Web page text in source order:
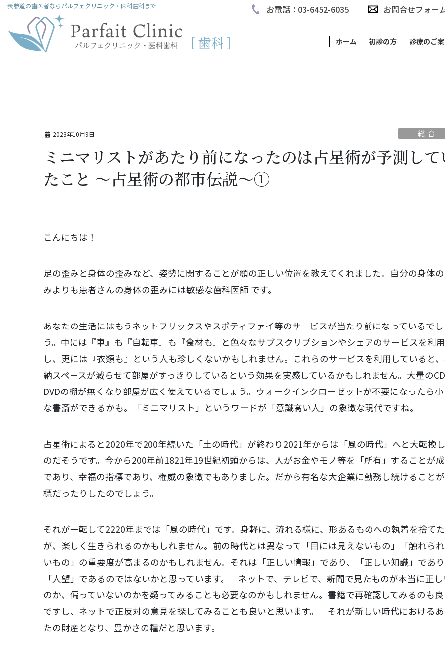
表参道の歯医者ならパルフェクリニック・医科歯科まで お電話：03-6452-6035 お問合せフォー
ホーム 初診の方 診療のご
2023年10月9日 総合
ミニマリストがあたり前になったのは占星術が予測して
たこと ～占星術の都市伝説～①
こんにちは！
足の歪みと身体の歪みなど、姿勢に関することが顎の正しい位置を教えてくれました。自分の身体
みよりも患者さんの身体の歪みには敏感な歯科医師 です。
あなたの生活にはもうネットフリックスやスポティファイ等のサービスが当たり前になっているでし
う。中には『車』も『自転車』も『食材も』と色々なサブスクリプションやシェアのサービスを利用
し、更には『衣類も』という人も珍しくないかもしれません。これらのサービスを利用していると
納スペースが減らせて部屋がすっきりしているという効果を実感しているかもしれません。大量の
DVDの棚が無くなり部屋が広く使えているでしょう。ウォークインクローゼットが不要になったら小
な書斎ができるかも。「ミニマリスト」というワードが「意識高い人」の象徴な現代ですね。
占星術によると2020年で200年続いた「土の時代」が終わり2021年からは「風の時代」へと大転換
のだそうです。今から200年前1821年19世紀初頭からは、人がお金やモノ等を「所有」することが
であり、幸福の指標であり、権威の象徴でもありました。だから有名な大企業に勤務し続けること
標だったりしたのでしょう。
それが一転して2220年までは「風の時代」です。身軽に、流れる様に、形あるものへの執着を捨て
が、楽しく生きられるのかもしれません。前の時代とは異なって「目には見えないもの」「触れら
いもの」の重要度が高まるのかもしれません。それは「正しい情報」であり、「正しい知識」であり
「人望」であるのではないかと思っています。 ネットで、テレビで、新聞で見たものが本当に正し
のか、偏っていないのかを疑ってみることも必要なのかもしれません。書籍で再確認してみるのも
ですし、ネットで正反対の意見を探してみることも良いと思います。 それが新しい時代における
たの財産となり、豊かさの糧だと思います。